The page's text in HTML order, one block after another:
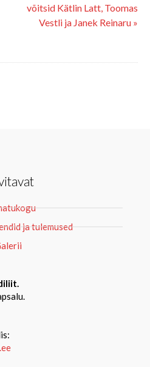
võitsid Kätlin Latt, Toomas
Vestli ja Janek Reinaru »
ja tulemused